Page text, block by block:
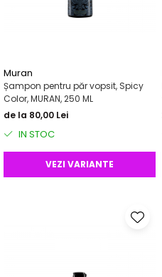
Muran
Șampon pentru păr vopsit, Spicy
Color, MURAN, 250 ML
de la 80,00 Lei
IN STOC
VEZI VARIANTE